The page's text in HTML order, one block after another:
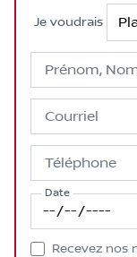
Je voudrais
Prénom,
Courriel
Téléphone
Date
Recevez nos